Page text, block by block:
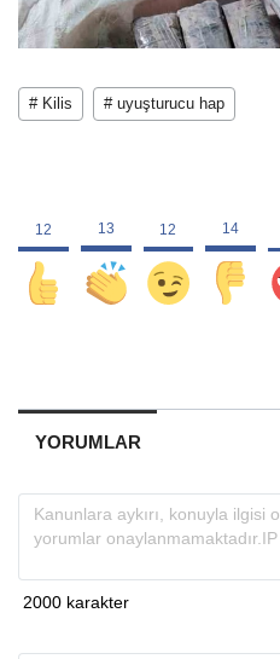
# Kilis # uyuşturucu hap
YORUMLAR